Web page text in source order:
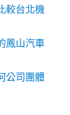
較台北機
鳳山汽車
公司團體